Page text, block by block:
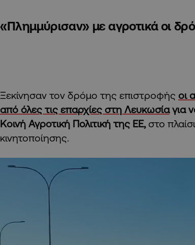
«Πλημμύρισαν» με αγροτικά οι
Ξεκίνησαν τον δρόμο της επιστροφής οι
από όλες τις επαρχίες στη Λευκωσίαγια
Κοινή Αγροτική Πολιτική της ΕΕ, στο
κινητοποίησης.